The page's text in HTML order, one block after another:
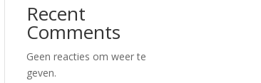
Recent
Comments
Geen reacties om weer te
geven.